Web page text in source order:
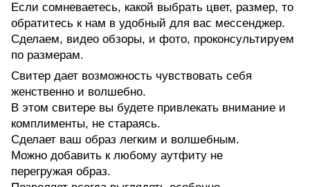
Если сомневаетесь, какой выбрать цвет, размер, то
обратитесь к нам в удобный для вас мессенджер.
Сделаем, видео обзоры, и фото, проконсультируем
по размерам.
Свитер дает возможность чувствовать себя
женственно и волшебно.
В этом свитере вы будете привлекать внимание и
комплименты, не стараясь.
Сделает ваш образ легким и волшебным.
Можно добавить к любому аутфиту не
перегружая образ.